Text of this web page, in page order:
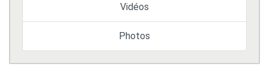
Vidéos
Photos